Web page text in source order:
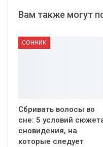
Вам также могут
СОННИК
Сбривать волосы во
сне: 5 условий
сновидения, на
которые следует